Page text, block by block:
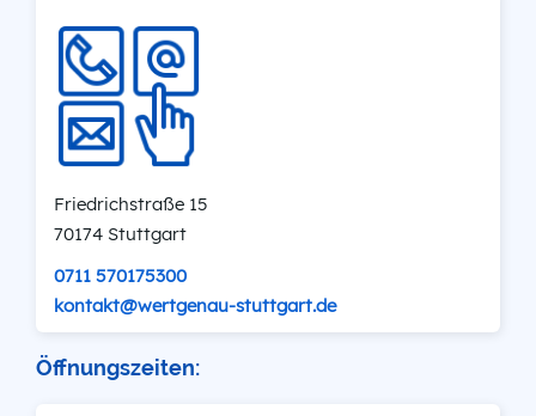
Friedrichstraße 15
70174 Stuttgart
0711 570175300
kontakt@wertgenau-stuttgart.de
Öffnungszeiten: